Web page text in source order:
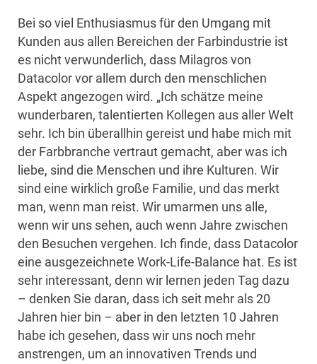
Bei so viel Enthusiasmus für den Umgang mit
Kunden aus allen Bereichen der Farbindustrie ist
es nicht verwunderlich, dass Milagros von
Datacolor vor allem durch den menschlichen
Aspekt angezogen wird. „Ich schätze meine
wunderbaren, talentierten Kollegen aus aller Welt
sehr. Ich bin überallhin gereist und habe mich mit
der Farbbranche vertraut gemacht, aber was ich
liebe, sind die Menschen und ihre Kulturen. Wir
sind eine wirklich große Familie, und das merkt
man, wenn man reist. Wir umarmen uns alle,
wenn wir uns sehen, auch wenn Jahre zwischen
den Besuchen vergehen. Ich finde, dass Datacolor
eine ausgezeichnete Work-Life-Balance hat. Es ist
sehr interessant, denn wir lernen jeden Tag dazu
– denken Sie daran, dass ich seit mehr als 20
Jahren hier bin – aber in den letzten 10 Jahren
habe ich gesehen, dass wir uns noch mehr
anstrengen, um an innovativen Trends und